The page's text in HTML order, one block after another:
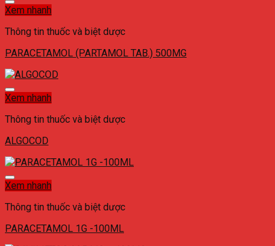
Xem nhanh
Thông tin thuốc và biệt dược
PARACETAMOL (PARTAMOL TAB.) 500MG
Xem nhanh
Thông tin thuốc và biệt dược
ALGOCOD
Xem nhanh
Thông tin thuốc và biệt dược
PARACETAMOL 1G -100ML